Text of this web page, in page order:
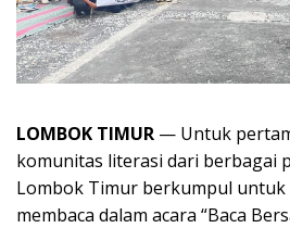
LOMBOK TIMUR — Untuk
komunitas literasi dari berbagai
Lombok Timur berkumpul untuk
membaca dalam acara “Baca